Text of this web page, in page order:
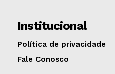
Institucional
Política de privacidade
Fale Conosco